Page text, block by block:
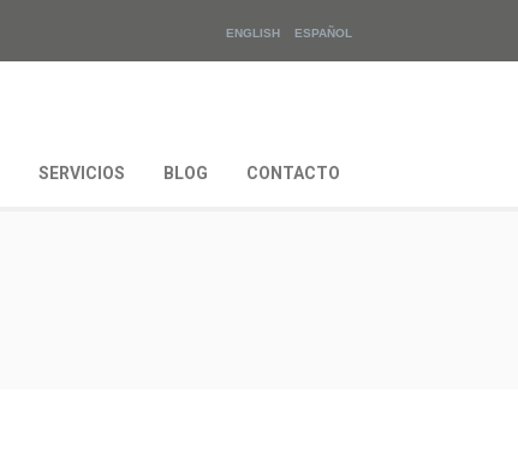
ENGLISH ESPAÑOL
SERVICIOS BLOG CONTACTO